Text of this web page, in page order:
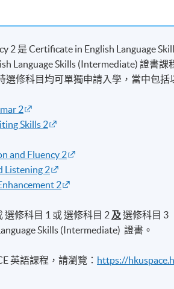
2 是 Certificate in English Language
Language Skills (Intermediate) 證書
選修科目均可單獨申請入學，當中包括
2
Skills 2
and Fluency 2
Listening 2
2
修科目 1 或 選修科目 2 及 選修科目 3
Skills (Intermediate) 證書。
英語課程，請瀏覽： https://